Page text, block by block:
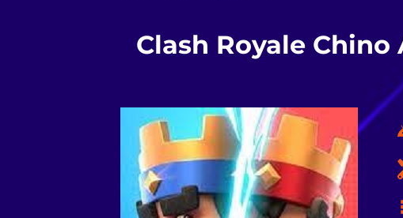
Clash Royale Chino